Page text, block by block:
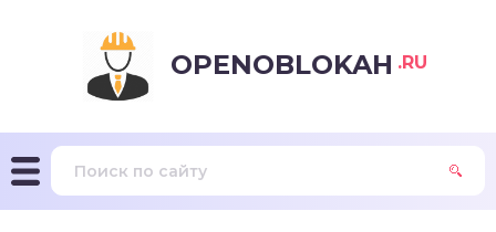
OPENOBLOKAH .RU